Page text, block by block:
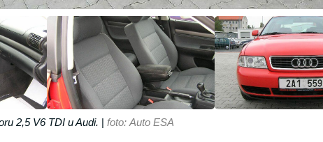
2,5 V6 TDI u Audi. | foto: Auto ESA